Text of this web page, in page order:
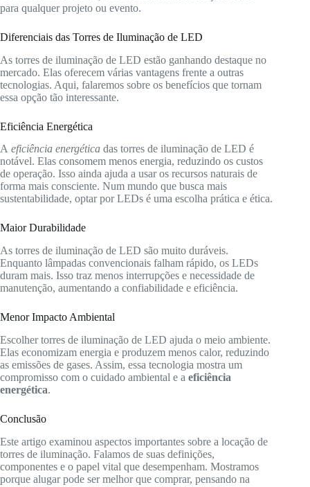
para qualquer projeto ou evento.
Diferenciais das Torres de Iluminação de LED
As torres de iluminação de LED estão ganhando destaque no
mercado. Elas oferecem várias vantagens frente a outras
tecnologias. Aqui, falaremos sobre os benefícios que tornam
essa opção tão interessante.
Eficiência Energética
A eficiência energética das torres de iluminação de LED é
notável. Elas consomem menos energia, reduzindo os custos
de operação. Isso ainda ajuda a usar os recursos naturais de
forma mais consciente. Num mundo que busca mais
sustentabilidade, optar por LEDs é uma escolha prática e ética.
Maior Durabilidade
As torres de iluminação de LED são muito duráveis.
Enquanto lâmpadas convencionais falham rápido, os LEDs
duram mais. Isso traz menos interrupções e necessidade de
manutenção, aumentando a confiabilidade e eficiência.
Menor Impacto Ambiental
Escolher torres de iluminação de LED ajuda o meio ambiente.
Elas economizam energia e produzem menos calor, reduzindo
as emissões de gases. Assim, essa tecnologia mostra um
compromisso com o cuidado ambiental e a eficiência
energética.
Conclusão
Este artigo examinou aspectos importantes sobre a locação de
torres de iluminação. Falamos de suas definições,
componentes e o papel vital que desempenham. Mostramos
porque alugar pode ser melhor que comprar, pensando na